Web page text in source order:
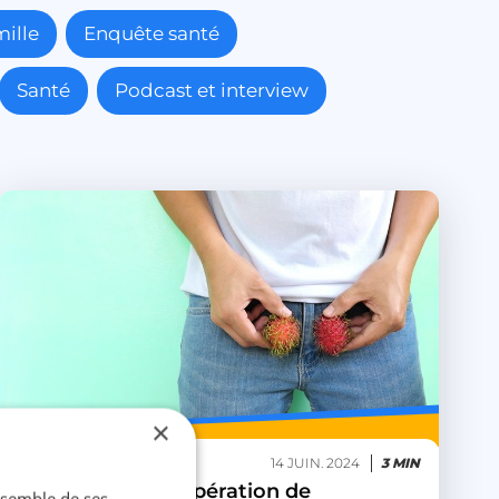
Enquête santé
Santé Podcast et interview
14 JUIN. 2024 3 MIN
Vasectomie : l'opération de
×